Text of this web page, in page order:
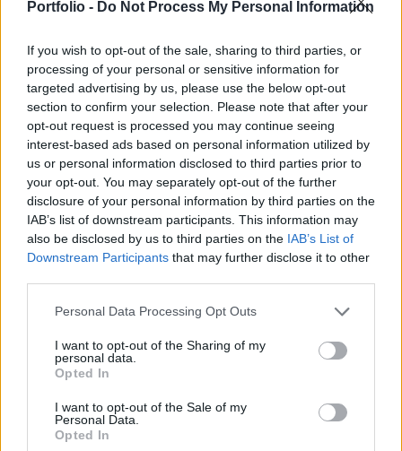
Portfolio - Do Not Process My Personal Information
If you wish to opt-out of the sale, sharing to third parties, or
processing of your personal or sensitive information for
targeted advertising by us, please use the below opt-out
section to confirm your selection. Please note that after your
opt-out request is processed you may continue seeing
interest-based ads based on personal information utilized by
us or personal information disclosed to third parties prior to
your opt-out. You may separately opt-out of the further
disclosure of your personal information by third parties on the
IAB’s list of downstream participants. This information may
also be disclosed by us to third parties on the IAB’s List of
Downstream Participants that may further disclose it to other
Personal Data Processing Opt Outs
I want to opt-out of the Sharing of my
personal data.
Opted In
I want to opt-out of the Sale of my
Personal Data.
Opted In
ami új rekord az ország történetében - írta meg a
A Ritzau hírügynökség összesítése szerint a 179
mandátumból 86-ot nyertek el női jelöltek. Ez jelentős
növekedés a 2022-es, korábban rekordnak számító 44
százalékhoz képest. Dánia egyébként is úttörőnek számít a
nemek közötti egyenlőség terén: a nők már 1915-ben
megkapták a választójogot, 1924-ben pedig az ország a
világ első demokráciájaként nevezett ki...
KEDVES OLVASÓNK!
A keresett cikk a portfolio.hu hírarchívumához
tartozik, melynek olvasása előfizetéses
Az előfizetés a következőket tartalmazza:
Kötéslisták: BÉT elmúlt 2 év napon belüli
kötéslistái